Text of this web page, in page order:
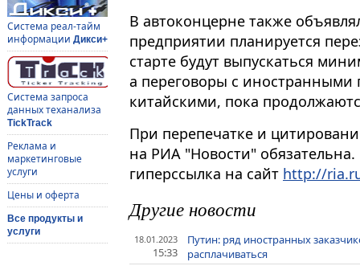
Система реал-тайм
информации Дикси+
Система запроса
данных теханализа
TickTrack
Реклама и
маркетинговые
услуги
Цены и оферта
Все продукты и
услуги
В автоконцерне также
предприятии планируется
старте будут выпускаться
а переговоры с иностранными
китайскими, пока
При перепечатке и
на РИА "Новости"
гиперссылка на сайт http://
Другие новости
18.01.2023
15:33
Путин: ряд иностранных
расплачиваться